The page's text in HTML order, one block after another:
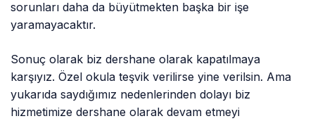
sorunları daha da büyütmekten başka bir işe
yaramayacaktır.
Sonuç olarak biz dershane olarak kapatılmaya
karşıyız. Özel okula teşvik verilirse yine verilsin. Ama
yukarıda saydığımız nedenlerinden dolayı biz
hizmetimize dershane olarak devam etmeyi